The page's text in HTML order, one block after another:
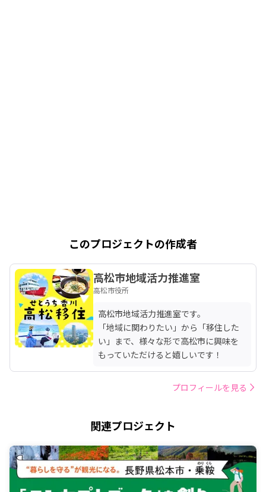
このプロジェクトの作成者
高松市地域活力推進室
高松市役所
高松市地域活力推進室です。
「地域に関わりたい」から「移住した
い」まで、様々な形で高松市に興味を
もっていただけると嬉しいです！
プロフィールを見る
関連プロジェクト